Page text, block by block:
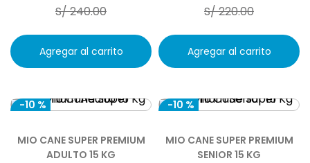
S/240.00
Agregar al carrito
S/220.00
Agregar al carrito
-10 %
MIO CANE SUPER PREMIUM
ADULTO 15 KG
-10 %
MIO CANE SUPER PREMIUM
SENIOR 15 KG